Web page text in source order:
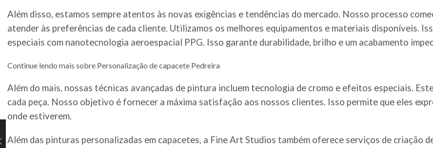
Além disso, estamos sempre atentos às novas exigências e tendências do mercado. Nosso processo
atender às preferências de cada cliente. Utilizamos os melhores equipamentos e materiais disponíveis.
especiais com nanotecnologia aeroespacial PPG. Isso garante durabilidade, brilho e um acabamento
Continue lendo mais sobre Personalização de capacete Pedreira
Além do mais, nossas técnicas avançadas de pintura incluem tecnologia de cromo e efeitos especiais.
cada peça. Nosso objetivo é fornecer a máxima satisfação aos nossos clientes. Isso permite que eles
onde estiverem.
Além das pinturas personalizadas em capacetes, a Fine Art Studios também oferece serviços de criação